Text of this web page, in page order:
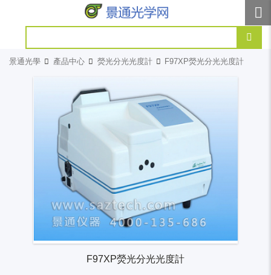
景通光學 產品中心 熒光分光光度計 F97XP熒光分光光度計
F97XP熒光分光光度計